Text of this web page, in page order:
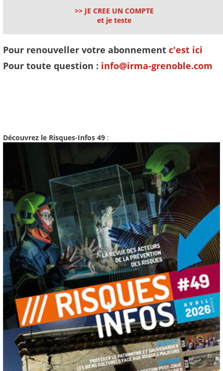
>> JE CREE UN COMPTE
et je teste
Pour renouveller votre abonnement c'est ici
Pour toute question : info@irma-grenoble.com
Découvrez le Risques-Infos 49 :